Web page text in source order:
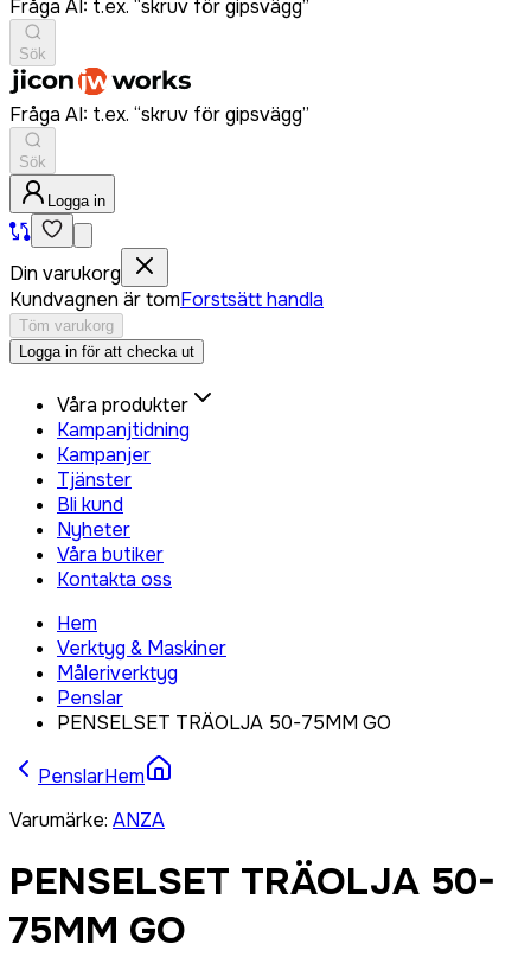
Fråga AI: t.ex. “skruv för gipsvägg”
Sök
Fråga AI: t.ex. “skruv för gipsvägg”
Sök
Logga in
Din varukorg
Kundvagnen är tomForstsätt handla
Töm varukorg
Logga in för att checka ut
Våra produkter
Kampanjtidning
Kampanjer
Tjänster
Bli kund
Nyheter
Våra butiker
Kontakta oss
Hem
Verktyg & Maskiner
Måleriverktyg
Penslar
PENSELSET TRÄOLJA 50-75MM GO
PenslarHem
Varumärke: ANZA
PENSELSET TRÄOLJA 50-
75MM GO